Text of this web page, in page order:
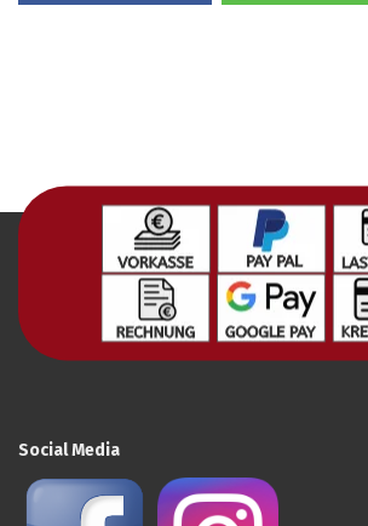
Social Media